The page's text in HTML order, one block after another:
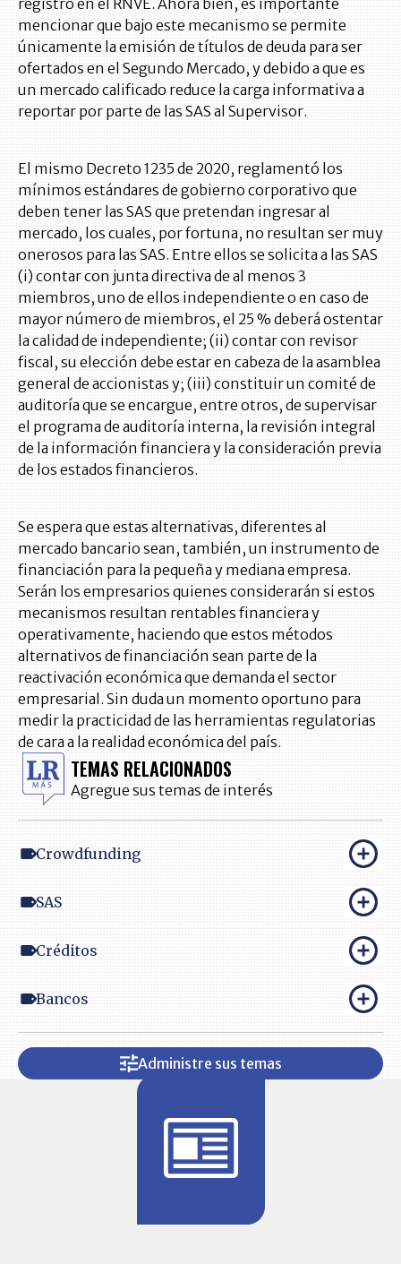
registro en el RNVE. Ahora bien, es importante
mencionar que bajo este mecanismo se permite
únicamente la emisión de títulos de deuda para ser
ofertados en el Segundo Mercado, y debido a que es
un mercado calificado reduce la carga informativa a
reportar por parte de las SAS al Supervisor.
El mismo Decreto 1235 de 2020, reglamentó los
mínimos estándares de gobierno corporativo que
deben tener las SAS que pretendan ingresar al
mercado, los cuales, por fortuna, no resultan ser muy
onerosos para las SAS. Entre ellos se solicita a las SAS
(i) contar con junta directiva de al menos 3
miembros, uno de ellos independiente o en caso de
mayor número de miembros, el 25 % deberá ostentar
la calidad de independiente; (ii) contar con revisor
fiscal, su elección debe estar en cabeza de la asamblea
general de accionistas y; (iii) constituir un comité de
auditoría que se encargue, entre otros, de supervisar
el programa de auditoría interna, la revisión integral
de la información financiera y la consideración previa
de los estados financieros.
Se espera que estas alternativas, diferentes al
mercado bancario sean, también, un instrumento de
financiación para la pequeña y mediana empresa.
Serán los empresarios quienes considerarán si estos
mecanismos resultan rentables financiera y
operativamente, haciendo que estos métodos
alternativos de financiación sean parte de la
reactivación económica que demanda el sector
empresarial. Sin duda un momento oportuno para
medir la practicidad de las herramientas regulatorias
de cara a la realidad económica del país.
TEMAS RELACIONADOS
Agregue sus temas de interés
Crowdfunding
SAS
Créditos
Bancos
Administre sus temas